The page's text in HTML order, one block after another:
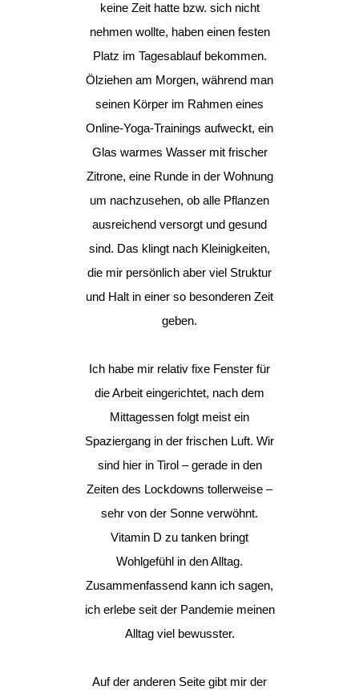
keine Zeit hatte bzw. sich nicht
nehmen wollte, haben einen festen
Platz im Tagesablauf bekommen.
Ölziehen am Morgen, während man
seinen Körper im Rahmen eines
Online-Yoga-Trainings aufweckt, ein
Glas warmes Wasser mit frischer
Zitrone, eine Runde in der Wohnung
um nachzusehen, ob alle Pflanzen
ausreichend versorgt und gesund
sind. Das klingt nach Kleinigkeiten,
die mir persönlich aber viel Struktur
und Halt in einer so besonderen Zeit
geben.
Ich habe mir relativ fixe Fenster für
die Arbeit eingerichtet, nach dem
Mittagessen folgt meist ein
Spaziergang in der frischen Luft. Wir
sind hier in Tirol – gerade in den
Zeiten des Lockdowns tollerweise –
sehr von der Sonne verwöhnt.
Vitamin D zu tanken bringt
Wohlgefühl in den Alltag.
Zusammenfassend kann ich sagen,
ich erlebe seit der Pandemie meinen
Alltag viel bewusster.
Auf der anderen Seite gibt mir der